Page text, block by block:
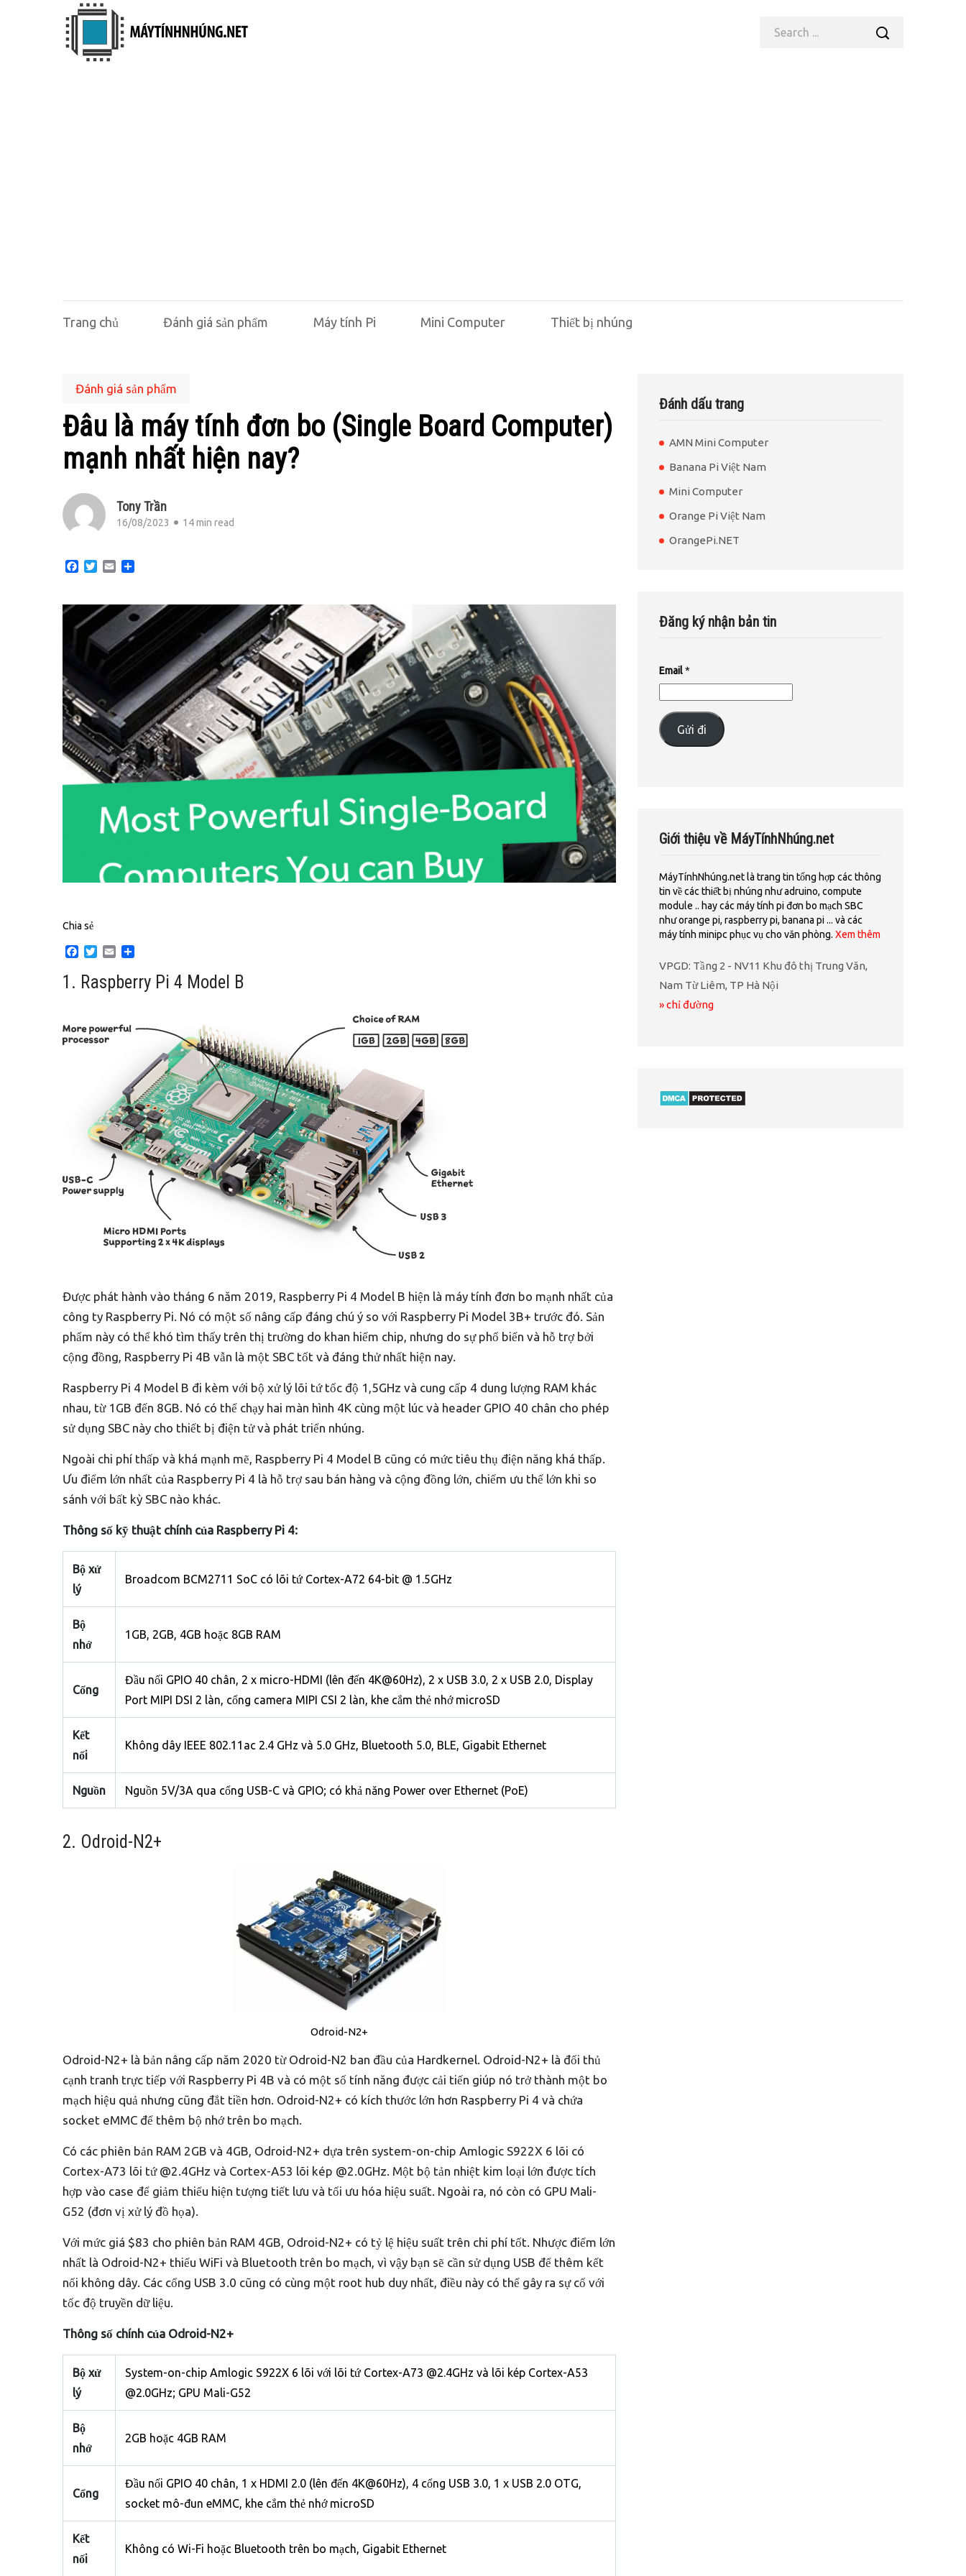
Trang chủ Đánh giá sản phẩm Máy tính Pi Mini Computer Thiết bị nhúng
Đánh giá sản phẩm
Đâu là máy tính đơn bo (Single Board Computer)
mạnh nhất hiện nay?
Tony Trần
16/08/2023 14 min read
Facebook
TwitterEmail
Chia sẻ
Facebook
TwitterEmail
1. Raspberry Pi 4 Model B
Được phát hành vào tháng 6 năm 2019, Raspberry Pi 4 Model B hiện là máy tính đơn bo mạnh nhất của
công ty Raspberry Pi. Nó có một số nâng cấp đáng chú ý so với Raspberry Pi Model 3B+ trước đó. Sản
phẩm này có thể khó tìm thấy trên thị trường do khan hiếm chip, nhưng do sự phổ biến và hỗ trợ bởi
cộng đồng, Raspberry Pi 4B vẫn là một SBC tốt và đáng thử nhất hiện nay.
Raspberry Pi 4 Model B đi kèm với bộ xử lý lõi tứ tốc độ 1,5GHz và cung cấp 4 dung lượng RAM khác
nhau, từ 1GB đến 8GB. Nó có thể chạy hai màn hình 4K cùng một lúc và header GPIO 40 chân cho phép
sử dụng SBC này cho thiết bị điện tử và phát triển nhúng.
Ngoài chi phí thấp và khá mạnh mẽ, Raspberry Pi 4 Model B cũng có mức tiêu thụ điện năng khá thấp.
Ưu điểm lớn nhất của Raspberry Pi 4 là hỗ trợ sau bán hàng và cộng đồng lớn, chiếm ưu thế lớn khi so
sánh với bất kỳ SBC nào khác.
Thông số kỹ thuật chính của Raspberry Pi 4:
Bộ xử
lý
Broadcom BCM2711 SoC có lõi tứ Cortex-A72 64-bit @ 1.5GHz
Bộ
nhớ
1GB, 2GB, 4GB hoặc 8GB RAM
Cổng
Đầu nối GPIO 40 chân, 2 x micro-HDMI (lên đến 4K@60Hz), 2 x USB 3.0, 2 x USB 2.0, Display
Port MIPI DSI 2 làn, cổng camera MIPI CSI 2 làn, khe cắm thẻ nhớ microSD
Kết
nối
Không dây IEEE 802.11ac 2.4 GHz và 5.0 GHz, Bluetooth 5.0, BLE, Gigabit Ethernet
Nguồn Nguồn 5V/3A qua cổng USB-C và GPIO; có khả năng Power over Ethernet (PoE)
2. Odroid-N2+
Odroid-N2+
Odroid-N2+ là bản nâng cấp năm 2020 từ Odroid-N2 ban đầu của Hardkernel. Odroid-N2+ là đối thủ
cạnh tranh trực tiếp với Raspberry Pi 4B và có một số tính năng được cải tiến giúp nó trở thành một bo
mạch hiệu quả nhưng cũng đắt tiền hơn. Odroid-N2+ có kích thước lớn hơn Raspberry Pi 4 và chứa
socket eMMC để thêm bộ nhớ trên bo mạch.
Có các phiên bản RAM 2GB và 4GB, Odroid-N2+ dựa trên system-on-chip Amlogic S922X 6 lõi có
Cortex-A73 lõi tứ @2.4GHz và Cortex-A53 lõi kép @2.0GHz. Một bộ tản nhiệt kim loại lớn được tích
hợp vào case để giảm thiểu hiện tượng tiết lưu và tối ưu hóa hiệu suất. Ngoài ra, nó còn có GPU Mali-
G52 (đơn vị xử lý đồ họa).
Với mức giá $83 cho phiên bản RAM 4GB, Odroid-N2+ có tỷ lệ hiệu suất trên chi phí tốt. Nhược điểm lớn
nhất là Odroid-N2+ thiếu WiFi và Bluetooth trên bo mạch, vì vậy bạn sẽ cần sử dụng USB để thêm kết
nối không dây. Các cổng USB 3.0 cũng có cùng một root hub duy nhất, điều này có thể gây ra sự cố với
tốc độ truyền dữ liệu.
Thông số chính của Odroid-N2+
Bộ xử
lý
System-on-chip Amlogic S922X 6 lõi với lõi tứ Cortex-A73 @2.4GHz và lõi kép Cortex-A53
@2.0GHz; GPU Mali-G52
Bộ
nhớ
2GB hoặc 4GB RAM
Cổng
Đầu nối GPIO 40 chân, 1 x HDMI 2.0 (lên đến 4K@60Hz), 4 cổng USB 3.0, 1 x USB 2.0 OTG,
socket mô-đun eMMC, khe cắm thẻ nhớ microSD
Kết
nối
Không có Wi-Fi hoặc Bluetooth trên bo mạch, Gigabit Ethernet
Đánh dấu trang
AMN Mini Computer
Banana Pi Việt Nam
Mini Computer
Orange Pi Việt Nam
OrangePi.NET
Đăng ký nhận bản tin
Email*
Gửi đi
Giới thiệu về MáyTínhNhúng.net
MáyTínhNhúng.net là trang tin tổng hợp các thông
tin về các thiết bị nhúng như adruino, compute
module .. hay các máy tính pi đơn bo mạch SBC
như orange pi, raspberry pi, banana pi ... và các
máy tính minipc phục vụ cho văn phòng. Xem thêm
VPGD: Tầng 2 - NV11 Khu đô thị Trung Văn,
Nam Từ Liêm, TP Hà Nội
» chỉ đường